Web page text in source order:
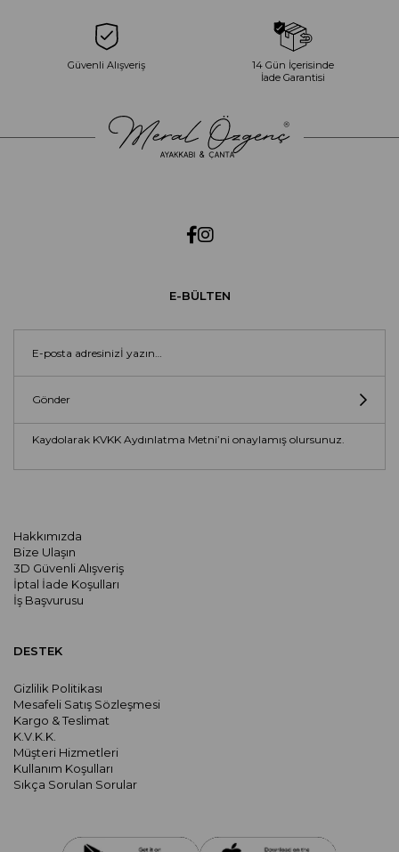
Güvenli Alışveriş
14 Gün İçerisinde
İade Garantisi
Hakkımızda
Bize Ulaşın
3D Güvenli Alışveriş
İptal İade Koşulları
İş Başvurusu
E-BÜLTEN
Gönder
Kaydolarak KVKK Aydınlatma Metni’ni onaylamış olursunuz.
DESTEK
Gizlilik Politikası
Mesafeli Satış Sözleşmesi
Kargo & Teslimat
K.V.K.K.
Müşteri Hizmetleri
Kullanım Koşulları
Sıkça Sorulan Sorular